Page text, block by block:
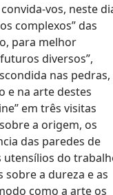
vos, neste
complexos” das
para melhor
diversos”,
nas pedras,
e na arte destes
em três visitas
a origem, os
das paredes de
utensílios do
sobre a dureza e as
como a arte os